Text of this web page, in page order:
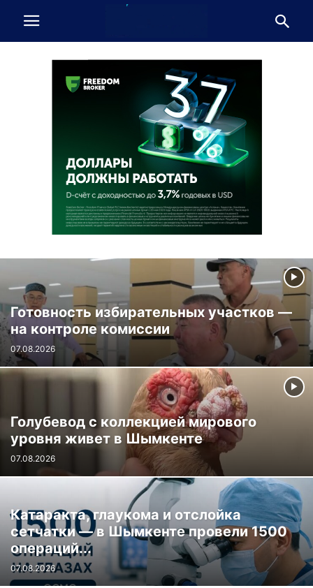
Готовность избирательных участков —
на контроле комиссии
07.08.2026
Голубевод с коллекцией мирового
уровня живет в Шымкенте
07.08.2026
Катаракта, глаукома и отслойка
сетчатки — в Шымкенте провели 1500
операций...
07.08.2026